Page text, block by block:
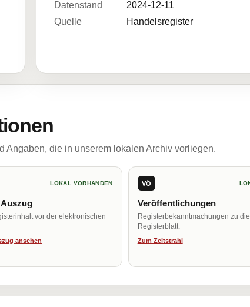
Datenstand
2024-12-11
Quelle
Handelsregister
die in unserem lokalen Archiv vorliegen.
LOKAL VORHANDEN
vor der elektronischen
ansehen
VÖ
Veröffentlichungen
Registerbekanntmachungen zu
Registerblatt.
Zum Zeitstrahl